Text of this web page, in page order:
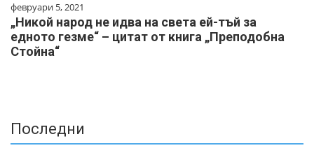
февруари 5, 2021
„Никой народ не идва на света ей-тъй за
едното гезме“ – цитат от книга „Преподобна
Стойна“
Последни